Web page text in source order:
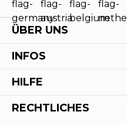
ÜBER UNS
INFOS
HILFE
RECHTLICHES